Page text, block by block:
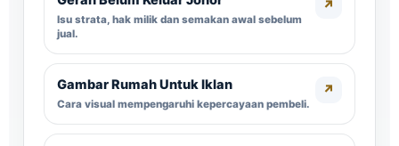
Isu strata, hak milik dan semakan awal sebelum
jual.
↗
Gambar Rumah Untuk Iklan
Cara visual mempengaruhi kepercayaan pembeli.
↗